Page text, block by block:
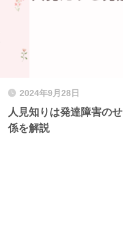
2024年9月28日
人見知りは発達障害の
係を解説